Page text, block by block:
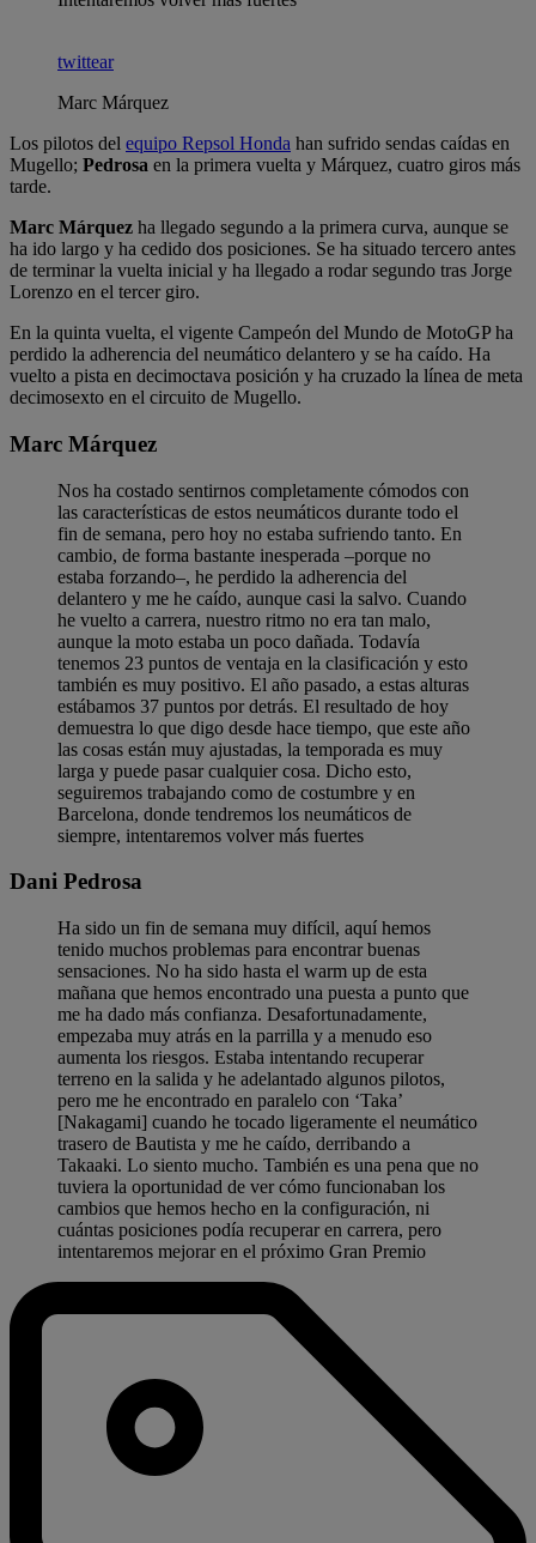
twittear
Marc Márquez
Los pilotos del equipo Repsol Honda han sufrido sendas caídas en
Mugello; Pedrosa en la primera vuelta y Márquez, cuatro giros más
tarde.
Marc Márquez ha llegado segundo a la primera curva, aunque se
ha ido largo y ha cedido dos posiciones. Se ha situado tercero antes
de terminar la vuelta inicial y ha llegado a rodar segundo tras Jorge
Lorenzo en el tercer giro.
En la quinta vuelta, el vigente Campeón del Mundo de MotoGP ha
perdido la adherencia del neumático delantero y se ha caído. Ha
vuelto a pista en decimoctava posición y ha cruzado la línea de meta
decimosexto en el circuito de Mugello.
Marc Márquez
Nos ha costado sentirnos completamente cómodos con
las características de estos neumáticos durante todo el
fin de semana, pero hoy no estaba sufriendo tanto. En
cambio, de forma bastante inesperada –porque no
estaba forzando–, he perdido la adherencia del
delantero y me he caído, aunque casi la salvo. Cuando
he vuelto a carrera, nuestro ritmo no era tan malo,
aunque la moto estaba un poco dañada. Todavía
tenemos 23 puntos de ventaja en la clasificación y esto
también es muy positivo. El año pasado, a estas alturas
estábamos 37 puntos por detrás. El resultado de hoy
demuestra lo que digo desde hace tiempo, que este año
las cosas están muy ajustadas, la temporada es muy
larga y puede pasar cualquier cosa. Dicho esto,
seguiremos trabajando como de costumbre y en
Barcelona, donde tendremos los neumáticos de
siempre, intentaremos volver más fuertes
Dani Pedrosa
Ha sido un fin de semana muy difícil, aquí hemos
tenido muchos problemas para encontrar buenas
sensaciones. No ha sido hasta el warm up de esta
mañana que hemos encontrado una puesta a punto que
me ha dado más confianza. Desafortunadamente,
empezaba muy atrás en la parrilla y a menudo eso
aumenta los riesgos. Estaba intentando recuperar
terreno en la salida y he adelantado algunos pilotos,
pero me he encontrado en paralelo con ‘Taka’
[Nakagami] cuando he tocado ligeramente el neumático
trasero de Bautista y me he caído, derribando a
Takaaki. Lo siento mucho. También es una pena que no
tuviera la oportunidad de ver cómo funcionaban los
cambios que hemos hecho en la configuración, ni
cuántas posiciones podía recuperar en carrera, pero
intentaremos mejorar en el próximo Gran Premio